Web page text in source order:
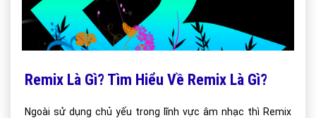
Remix Là Gì? Tìm Hiểu Về Remix Là Gì?
Ngoài sử dụng chủ yếu trong lĩnh vực âm nhạc thì Remix